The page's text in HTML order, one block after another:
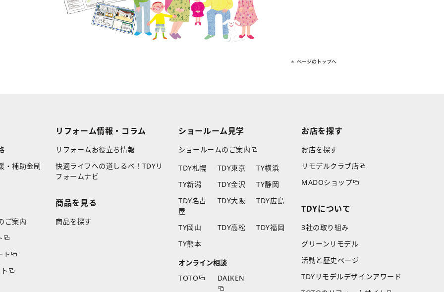
・補助金制
ご案内
ト
リフォーム情報・コラム
リフォームお役立ち情報
快適ライフへの道しるべ！TDYリ
フォームナビ
商品を見る
商品を探す
ショールーム見学
ショールームのご案内
TDY札幌
TDY東京
TY横浜
TY新潟
TDY金沢
TY静岡
TDY名古
屋
TDY大阪 TDY広島
TY岡山 TDY高松
TDY福岡
TY熊本
オンライン相談
TOTO
DAIKEN
お店を探す
お店を探す
リモデルクラブ店
MADOショップ
TDYについて
3社の取り組み
グリーンリモデル
活動と歴史ページ
TDYリモデルデザインアワード